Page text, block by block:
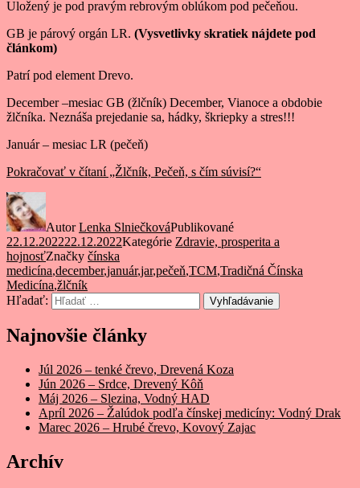
Uložený je pod pravým rebrovým oblúkom pod pečeňou.
GB je párový orgán LR. (Vysvetlivky skratiek nájdete pod
článkom)
Patrí pod element Drevo.
December –mesiac GB (žlčník) December, Vianoce a obdobie
žlčníka. Neznáša prejedanie sa, hádky, škriepky a stres!!!
Január – mesiac LR (pečeň)
Pokračovať v čítaní„Žlčník, Pečeň, s čím súvisí?“
AutorLenka SlniečkováPublikované
22.12.202222.12.2022Kategórie Zdravie, prosperita a
hojnosťZnačky čínska
medicína,december,január,jar,pečeň,TCM,Tradičná Čínska
Medicína,žlčník
Hľadať:
Vyhľadávanie
Najnovšie články
Júl 2026 – tenké črevo, Drevená Koza
Jún 2026 – Srdce, Drevený Kôň
Máj 2026 – Slezina, Vodný HAD
Apríl 2026 – Žalúdok podľa čínskej medicíny: Vodný Drak
Marec 2026 – Hrubé črevo, Kovový Zajac
Archív